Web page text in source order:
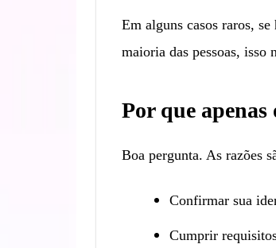
Em alguns casos raros,
maioria das pessoas, isso
Por que apenas
Boa pergunta. As razões
Confirmar sua
Cumprir